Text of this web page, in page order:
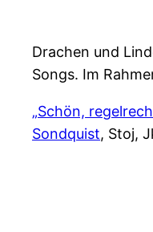
Drachen und
Songs. Im
„Schön,
Sondquist, Stoj,